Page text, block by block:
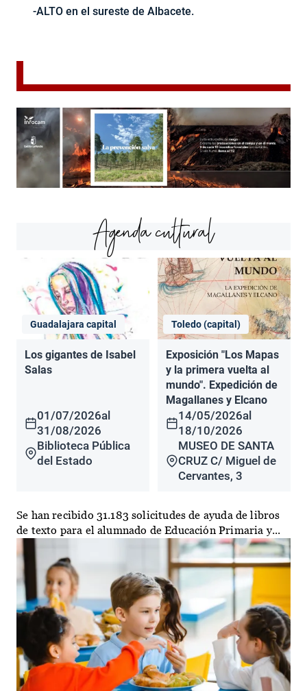
-ALTO en el sureste de Albacete.
Agenda cultural
Guadalajara capital
Los gigantes de Isabel
Salas
01/07/2026al
31/08/2026
Biblioteca Pública
del Estado
Toledo (capital)
Exposición "Los Mapas
y la primera vuelta al
mundo". Expedición de
Magallanes y Elcano
14/05/2026al
18/10/2026
MUSEO DE SANTA
CRUZ C/ Miguel de
Cervantes, 3
Se han recibido 31.183 solicitudes de ayuda de libros
de texto para el alumnado de Educación Primaria y...